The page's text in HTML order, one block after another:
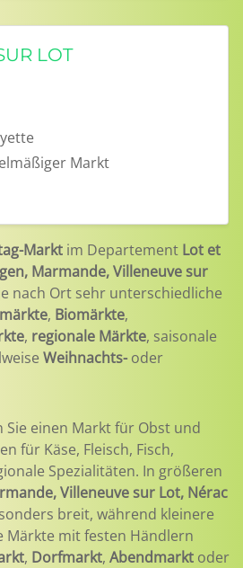
LOT
Markt
Markt im Departement Lot et
Marmande, Villeneuve sur
nach Ort sehr unterschiedliche
, Biomärkte,
, regionale Märkte, saisonale
Weihnachts- oder
Sie einen Markt für Obst und
für Käse, Fleisch, Fisch,
Spezialitäten. In größeren
Villeneuve sur Lot, Nérac
breit, während kleinere
mit festen Händlern
, Dorfmarkt, Abendmarkt oder